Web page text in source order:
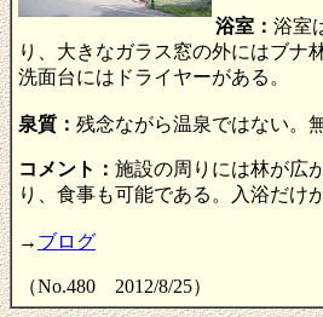
浴室： 浴室
り、大きなガラス窓の外にはブナ
洗面台にはドライヤーがある。
泉質： 残念ながら温泉ではない。
コメント： 施設の周りには林が広
り、食事も可能である。入浴だけ
→ ブログ
（No.480 2012/8/25）